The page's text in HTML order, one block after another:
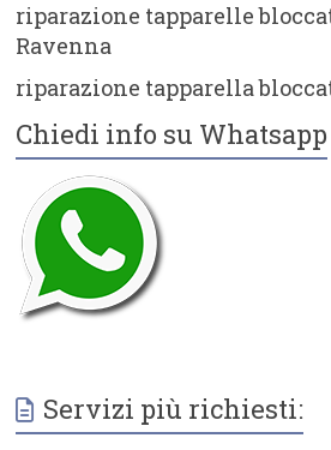
riparazione tapparelle
Ravenna
riparazione tapparella
Chiedi info su Whatsapp
Servizi più richiesti: